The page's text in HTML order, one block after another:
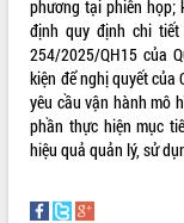
phương tại phiên họp;
định quy định chi
254/2025/QH15 của
kiện để nghị quyết của
yêu cầu vận hành mô
phần thực hiện mục
hiệu quả quản lý, sử